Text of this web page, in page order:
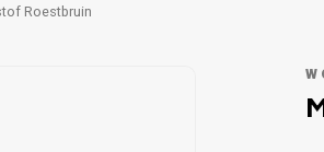
Roestbruin